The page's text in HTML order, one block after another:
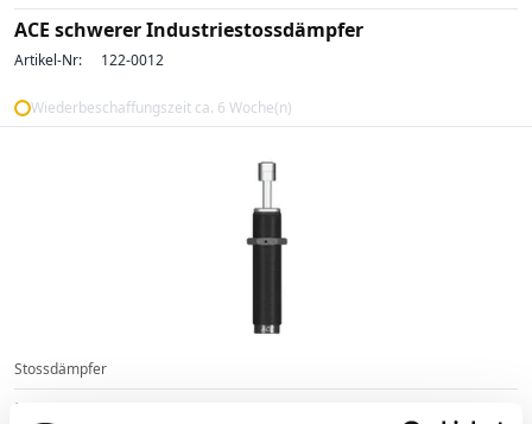
ACE schwerer Industriestossdämpfer
Artikel-Nr: 122-0012
Wiederbeschaffungszeit ca. 6 Woche(n)
Stossdämpfer
MA-50EUM-B ACE Kleinstossdämpfer